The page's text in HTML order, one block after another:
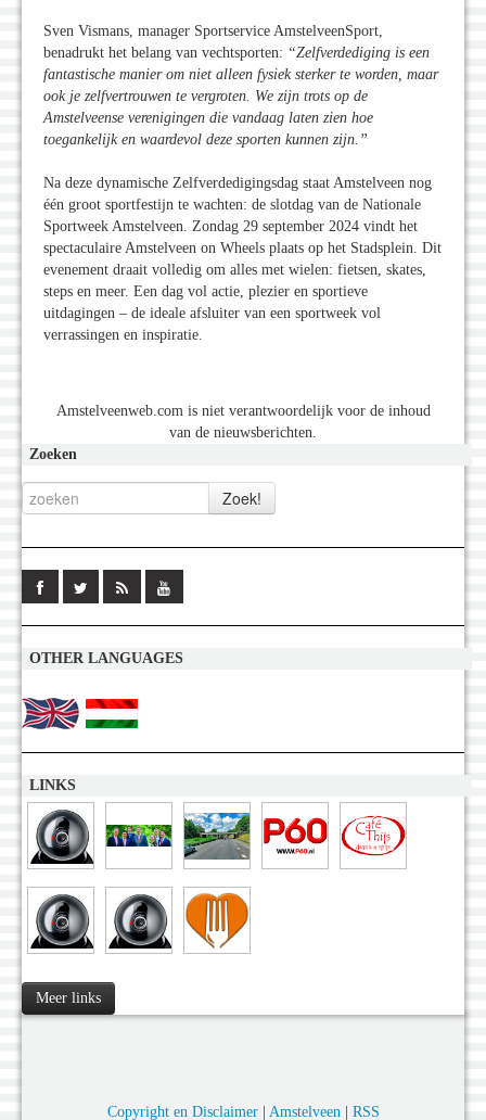
Sven Vismans, manager Sportservice AmstelveenSport,
benadrukt het belang van vechtsporten: “Zelfverdediging is een
fantastische manier om niet alleen fysiek sterker te worden, maar
ook je zelfvertrouwen te vergroten. We zijn trots op de
Amstelveense verenigingen die vandaag laten zien hoe
toegankelijk en waardevol deze sporten kunnen zijn.”
Na deze dynamische Zelfverdedigingsdag staat Amstelveen nog
één groot sportfestijn te wachten: de slotdag van de Nationale
Sportweek Amstelveen. Zondag 29 september 2024 vindt het
spectaculaire Amstelveen on Wheels plaats op het Stadsplein. Dit
evenement draait volledig om alles met wielen: fietsen, skates,
steps en meer. Een dag vol actie, plezier en sportieve
uitdagingen – de ideale afsluiter van een sportweek vol
verrassingen en inspiratie.
Amstelveenweb.com is niet verantwoordelijk voor de inhoud
van de nieuwsberichten.
Zoeken
OTHER LANGUAGES
LINKS
Meer links
Copyright en Disclaimer| Amstelveen | RSS